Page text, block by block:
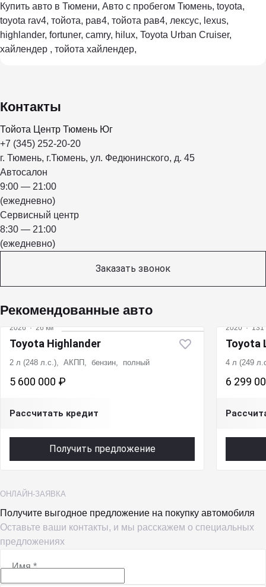
Купить авто в Тюмени, Авто с пробегом Тюмень, toyota,
toyota rav4, тойота, рав4, тойота рав4, лексус, lexus,
highlander, fortuner, camry, hilux, Toyota Urban Cruiser,
хайлендер , тойота хайлендер,
Контакты
Тойота Центр Тюмень Юг
+7 (345) 252-20-20
г. Тюмень, г.Тюмень, ул. Федюнинского, д. 45
Автосалон
9:00 — 21:00
(ежедневно)
Сервисный центр
8:30 — 21:00
(ежедневно)
Заказать звонок
Рекомендованные авто
2026 · 26 км
Toyota Highlander
2 л (248 л.с.), АКПП, бензин, полный
5 600 000 ₽
Рассчитать кредит
Получить предложение
2020 ·
Toyota
4 л (249
6 299
ОНЛАЙН-ЗАЯВКА
Получите выгодное предложение на покупку автомобиля
Оставьте ваши контакты, и мы расскажем о специальных
предложениях
Имя*